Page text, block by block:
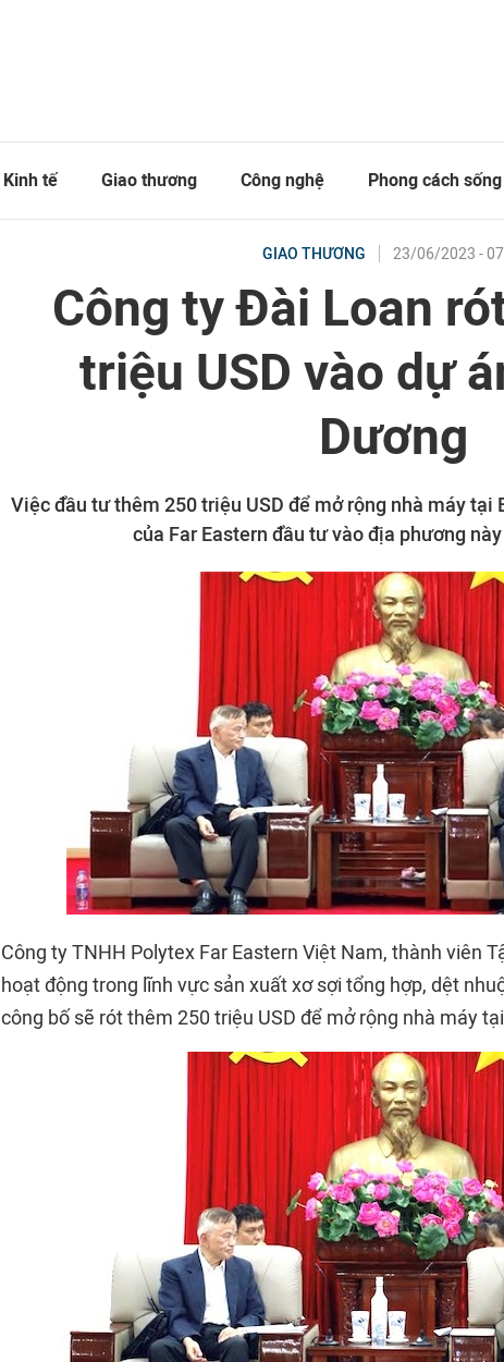
Kinh tế Giao thương Công nghệ Phong cách sống
GIAO THƯƠNG 23/06/2023 -
Công ty Đài Loan
triệu USD vào dự
Dương
Việc đầu tư thêm 250 triệu USD để mở rộng nhà máy tại
của Far Eastern đầu tư vào địa phương
Công ty TNHH Polytex Far Eastern Việt Nam, thành viên
hoạt động trong lĩnh vực sản xuất xơ sợi tổng hợp, dệt
công bố sẽ rót thêm 250 triệu USD để mở rộng nhà máy